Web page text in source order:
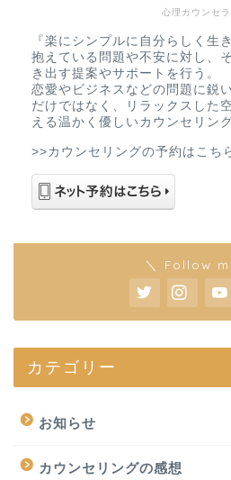
心理カウンセラ
『楽にシンプルに自分らしく生
抱えている問題や不安に対し、
き出す提案やサポートを行う。
恋愛やビジネスなどの問題に鋭
だけではなく、リラックスした
える温かく優しいカウンセリン
>>カウンセリングの予約はこち
＼ Follow
カテゴリー
お知らせ
カウンセリングの感想